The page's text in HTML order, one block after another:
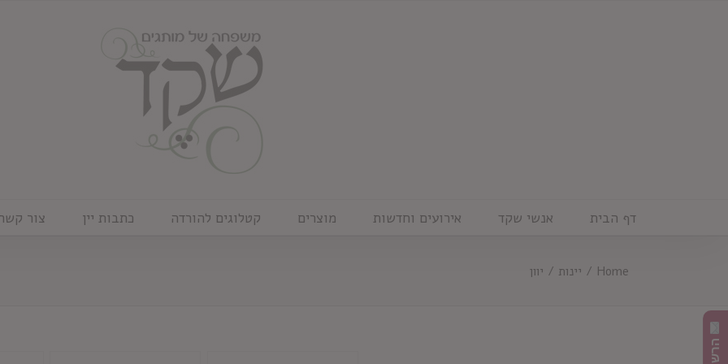
דף הבית אנשי שקד אירועים וחדשות מוצרים קטלוגים להורדה כתבות יין צור קשר
Home
/ יינות / יוון